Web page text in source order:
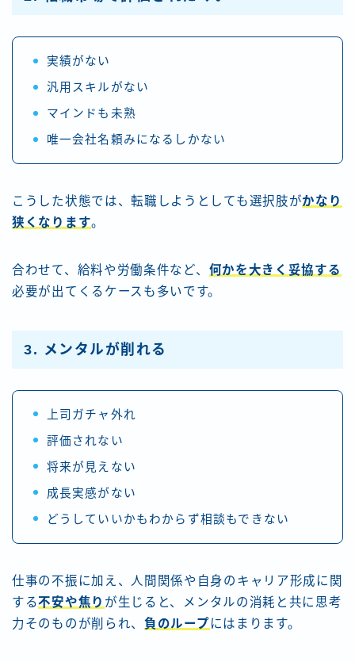
実績がない
汎用スキルがない
マインドも未熟
唯一会社名頼みになるしかない
こうした状態では、転職しようとしても選択肢がかなり
狭くなります。
合わせて、給料や労働条件など、 何かを大きく妥協する
必要が出てくるケースも多いです。
3. メンタルが削れる
上司ガチャ外れ
評価されない
将来が見えない
成長実感がない
どうしていいかもわからず相談もできない
仕事の不振に加え、人間関係や自身のキャリア形成に関
する不安や焦り が生じると、メンタルの消耗と共に思考
力そのものが削られ、 負のループにはまります。